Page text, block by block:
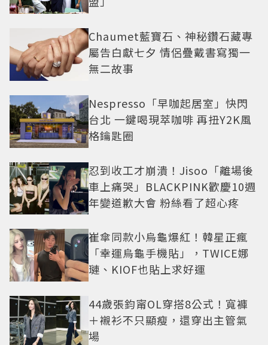
Chaumet藍寶石、神秘鑽石藏專
屬告白獻七夕 情侶疊戴書寫獨一
無二故事
Nespresso「早咖起居室」快閃
台北 一鍵喝現萃咖啡 再扭Y2K風
格鑰匙圈
忍到收工才崩潰！Jisoo「離場後
車上痛哭」BLACKPINK歡慶10週
年變道歉大會 粉絲看了超心疼
崔傘同款小烏龜爆紅！韓星正瘋
「幸運烏龜手機貼」，TWICE娜
璉、KIOF也貼上求好運
44歲張鈞甯OL穿搭8公式！寬褲
＋襯衫不只顯瘦，還穿出主管氣
場